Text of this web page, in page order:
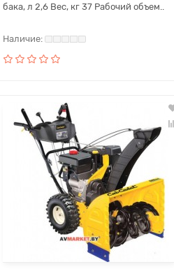
бака, л 2,6 Вес, кг 37 Рабочий объем..